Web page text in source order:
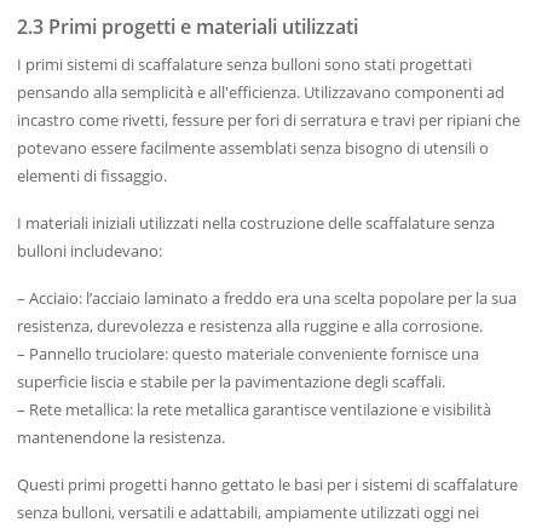
2.3 Primi progetti e materiali utilizzati
I primi sistemi di scaffalature senza bulloni sono stati progettati
pensando alla semplicità e all'efficienza. Utilizzavano componenti ad
incastro come rivetti, fessure per fori di serratura e travi per ripiani che
potevano essere facilmente assemblati senza bisogno di utensili o
elementi di fissaggio.
I materiali iniziali utilizzati nella costruzione delle scaffalature senza
bulloni includevano:
– Acciaio: l’acciaio laminato a freddo era una scelta popolare per la sua
resistenza, durevolezza e resistenza alla ruggine e alla corrosione.
– Pannello truciolare: questo materiale conveniente fornisce una
superficie liscia e stabile per la pavimentazione degli scaffali.
– Rete metallica: la rete metallica garantisce ventilazione e visibilità
mantenendone la resistenza.
Questi primi progetti hanno gettato le basi per i sistemi di scaffalature
senza bulloni, versatili e adattabili, ampiamente utilizzati oggi nei